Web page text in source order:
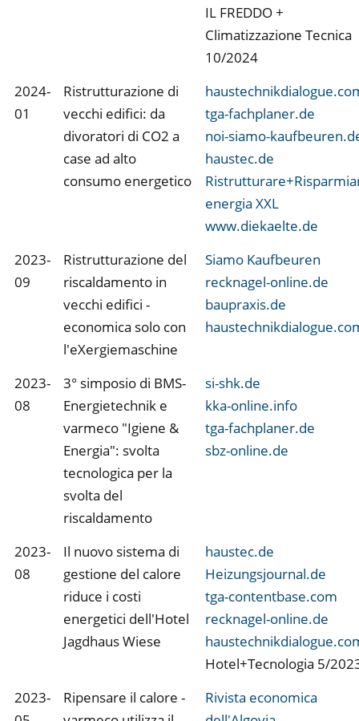
IL FREDDO +
Climatizzazione Tecnica
10/2024
2024-
01
Ristrutturazione di
vecchi edifici: da
divoratori di CO2 a
case ad alto
consumo energetico
tga-fachplaner.de
noi-siamo-
haustec.de
energia XXL
www.diekaelte.de
2023-
09
Ristrutturazione del
riscaldamento in
vecchi edifici -
economica solo con
l'eXergiemaschine
Siamo Kaufbeuren
recknagel-online.de
baupraxis.de
2023-
08
3° simposio di BMS-
Energietechnik e
varmeco "Igiene &
Energia": svolta
tecnologica per la
svolta del
riscaldamento
si-shk.de
kka-online.info
tga-fachplaner.de
sbz-online.de
2023-
08
Il nuovo sistema di
gestione del calore
riduce i costi
energetici dell'Hotel
Jagdhaus Wiese
haustec.de
Heizungsjournal.de
tga-contentbase.com
recknagel-online.de
Hotel+Tecnologia 5/
2023-
Ripensare il calore -
Rivista economica